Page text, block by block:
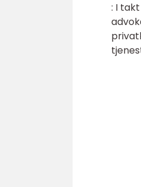
: I